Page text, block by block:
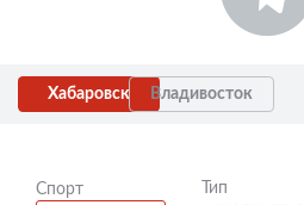
Хабаровск Владивосток
Спорт
Тип